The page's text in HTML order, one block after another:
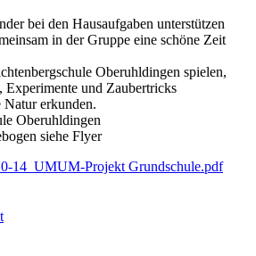
bei den Hausaufgaben unterstützen
in der Gruppe eine schöne Zeit
Oberuhldingen spielen,
Experimente und Zaubertricks
erkunden.
Oberuhldingen
siehe Flyer
14_UMUM-Projekt Grundschule.pdf